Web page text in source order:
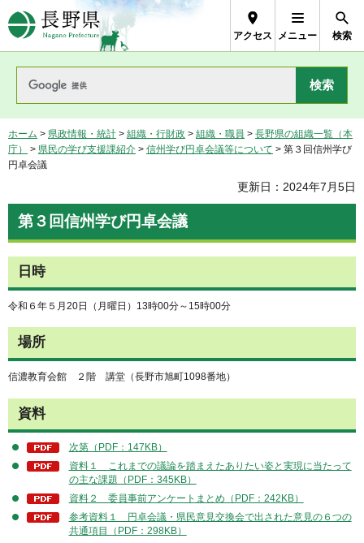
長野県Nagano Prefecture
アクセス メニュー 検索
ホーム > 県政情報・統計 > 組織・行財政 > 組織・職員 > 長野県の組織一覧（本
庁）
> 県民の学び支援課紹介 > 信州学び円卓会議等について > 第３回信州学び
円卓会議
更新日：2024年7月5日
第３回信州学び円卓会議
日時
令和６年５月20日（月曜日）13時00分～15時00分
場所
信濃教育会館 ２階 講堂（長野市旭町1098番地）
資料
次第（PDF：147KB）
資料１ これまでの議論を踏まえたありたい姿と実現に当たって
の主な課題（PDF：345KB）
資料２ 委員事前アンケートまとめ（PDF：242KB）
参考資料１ 円卓会議・県民意見交換会で出された意見の６つの
共通項目（PDF：298KB）